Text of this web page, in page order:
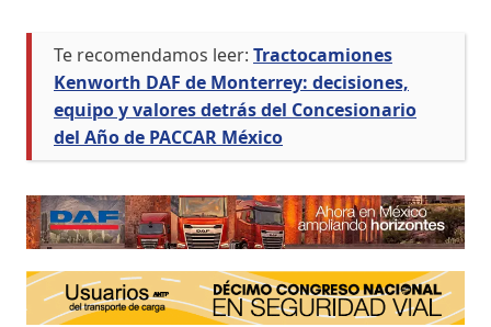
Te recomendamos leer: Tractocamiones
Kenworth DAF de Monterrey: decisiones,
equipo y valores detrás del Concesionario
del Año de PACCAR México